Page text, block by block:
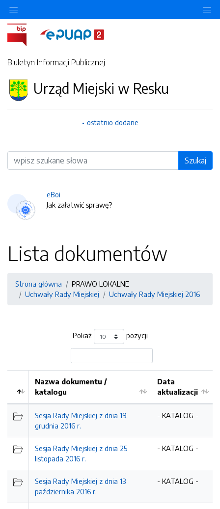
Biuletyn Informacji Publicznej
Urząd Miejski w Resku
ostatnio dodane
Wyszukiwarka Szukaj
eBoi
Jak załatwić sprawę?
Lista dokumentów
Strona główna
PRAWO LOKALNE
Uchwały Rady Miejskiej
Uchwały Rady Miejskiej 2016
Pokaż pozycji
Nazwa dokumentu /
katalogu
Data
aktualizacji
Sesja Rady Miejskiej z dnia 19
grudnia 2016 r.
- KATALOG -
Sesja Rady Miejskiej z dnia 25
listopada 2016 r.
- KATALOG -
Sesja Rady Miejskiej z dnia 13
października 2016 r.
- KATALOG -